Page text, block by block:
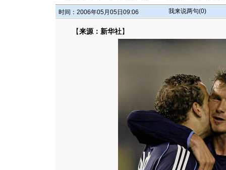
时间：2006年05月05日09:06 我来说两句(0)
【来源：新华社】